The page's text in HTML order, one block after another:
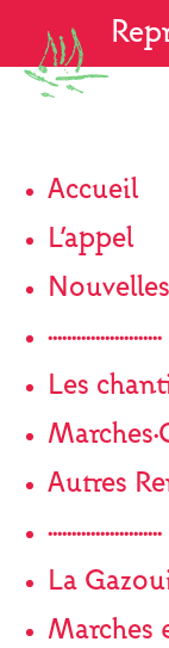
L
Accueil
L’appel
Nouvelles
························
Les
Autres
························
La
Marches